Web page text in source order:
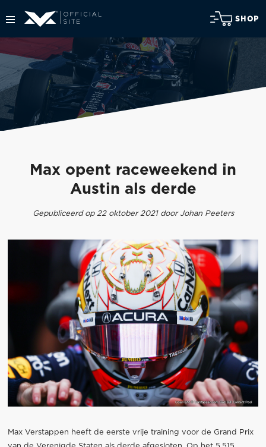
SHOP
Max opent raceweekend in
Austin als derde
Gepubliceerd op 22 oktober 2021 door Johan Peeters
Max Verstappen heeft de eerste vrije training voor de Grand Prix